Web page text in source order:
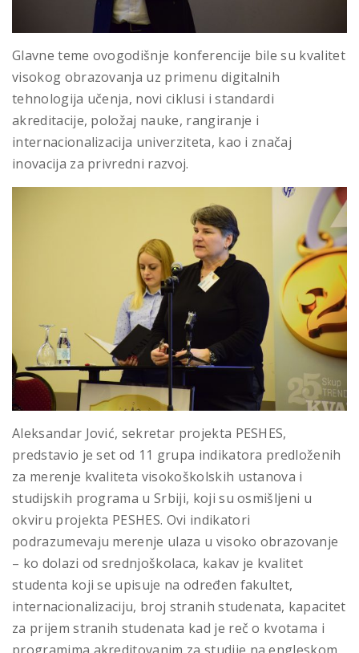
Glavne teme ovogodišnje konferencije bile su kvalitet
visokog obrazovanja uz primenu digitalnih
tehnologija učenja, novi ciklusi i standardi
akreditacije, položaj nauke, rangiranje i
internacionalizacija univerziteta, kao i značaj
inovacija za privredni razvoj.
Aleksandar Jović, sekretar projekta PESHES,
predstavio je set od 11 grupa indikatora predloženih
za merenje kvaliteta visokoškolskih ustanova i
studijskih programa u Srbiji, koji su osmišljeni u
okviru projekta PESHES. Ovi indikatori
podrazumevaju merenje ulaza u visoko obrazovanje
– ko dolazi od srednjoškolaca, kakav je kvalitet
studenta koji se upisuje na određen fakultet,
internacionalizaciju, broj stranih studenata, kapacitet
za prijem stranih studenata kad je reč o kvotama i